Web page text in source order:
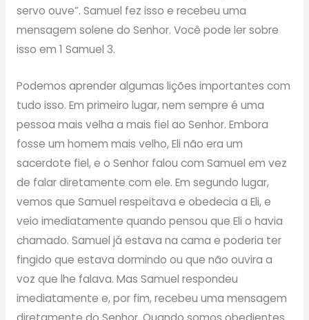
servo ouve”. Samuel fez isso e recebeu uma
mensagem solene do Senhor. Você pode ler sobre
isso em 1 Samuel 3.
Podemos aprender algumas lições importantes com
tudo isso. Em primeiro lugar, nem sempre é uma
pessoa mais velha a mais fiel ao Senhor. Embora
fosse um homem mais velho, Eli não era um
sacerdote fiel, e o Senhor falou com Samuel em vez
de falar diretamente com ele. Em segundo lugar,
vemos que Samuel respeitava e obedecia a Eli, e
veio imediatamente quando pensou que Eli o havia
chamado. Samuel já estava na cama e poderia ter
fingido que estava dormindo ou que não ouvira a
voz que lhe falava. Mas Samuel respondeu
imediatamente e, por fim, recebeu uma mensagem